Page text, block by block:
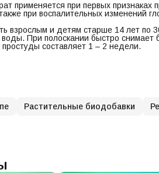
применяется при первых признаках
при воспалительных изменений
взрослым и детям старше 14 лет по
При полоскании быстро снимает
составляет 1 – 2 недели.
Растительные биодобавки